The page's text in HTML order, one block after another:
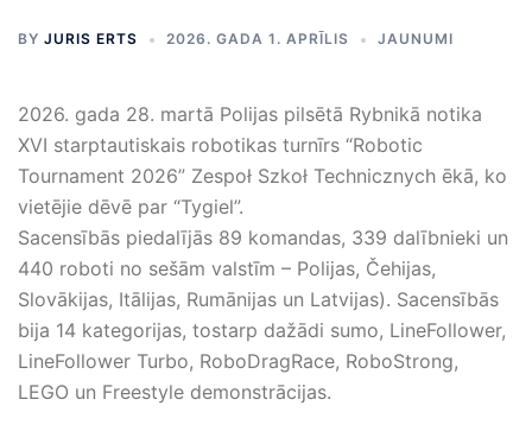
BY JURIS ERTS 2026. GADA 1. APRĪLIS JAUNUMI
2026. gada 28. martā Polijas pilsētā Rybnikā notika
XVI starptautiskais robotikas turnīrs “Robotic
Tournament 2026” Zespoł Szkoł Technicznych ēkā, ko
vietējie dēvē par “Tygiel”.
Sacensībās piedalījās 89 komandas, 339 dalībnieki un
440 roboti no sešām valstīm – Polijas, Čehijas,
Slovākijas, Itālijas, Rumānijas un Latvijas). Sacensībās
bija 14 kategorijas, tostarp dažādi sumo, LineFollower,
LineFollower Turbo, RoboDragRace, RoboStrong,
LEGO un Freestyle demonstrācijas.